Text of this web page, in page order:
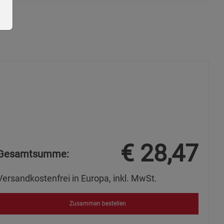
€ 28,47
in Europa, inkl. MwSt.
Zusammen bestellen